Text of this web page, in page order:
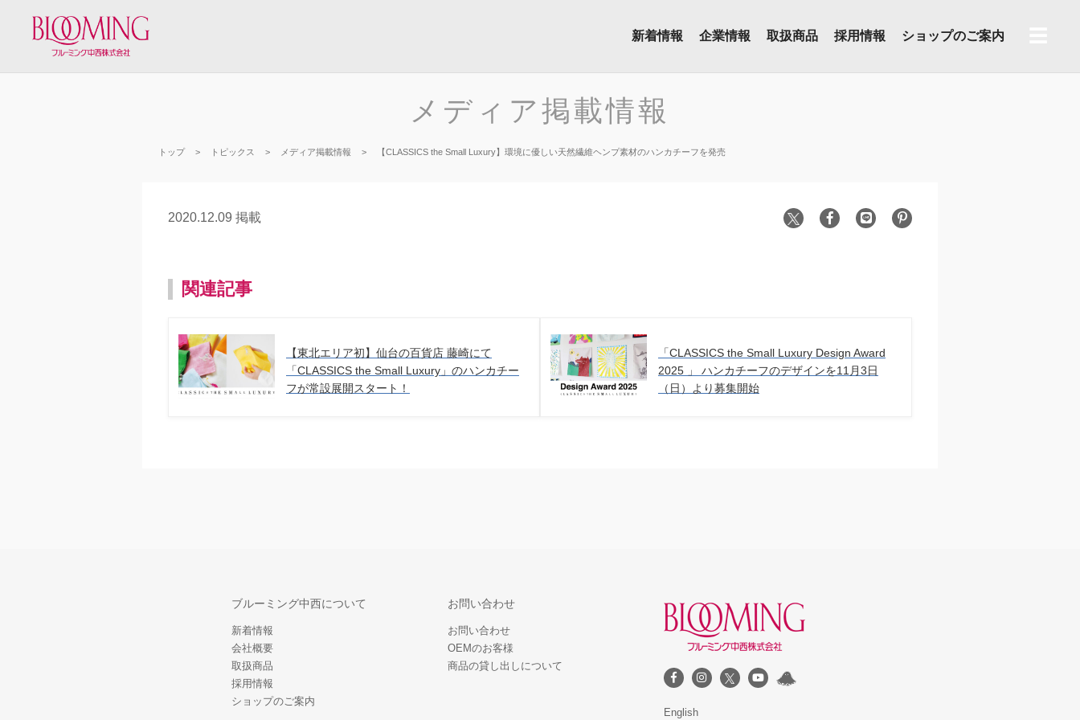
新着情報 企業情報 取扱商品 採用情報 ショップのご案内
メディア掲載情報
トップ トピックス メディア掲載情報 【CLASSICS the Small Luxury】環境に優しい天然繊維ヘンプ素材のハンカチーフを発売
2020.12.09 掲載
関連記事
【東北エリア初】仙台の百貨店 藤崎にて
「CLASSICS the Small Luxury」のハンカチー
フが常設展開スタート！
「CLASSICS the Small Luxury Design Award
2025 」 ハンカチーフのデザインを11⽉3⽇
（日）より募集開始
ブルーミング中西について
新着情報
会社概要
取扱商品
採用情報
ショップのご案内
お問い合わせ
お問い合わせ
OEMのお客様
商品の貸し出しについて
English